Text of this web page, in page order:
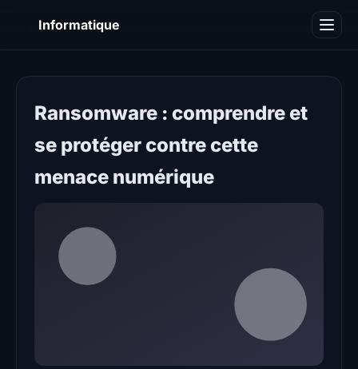
Informatique
Ransomware : comprendre et
se protéger contre cette
menace numérique